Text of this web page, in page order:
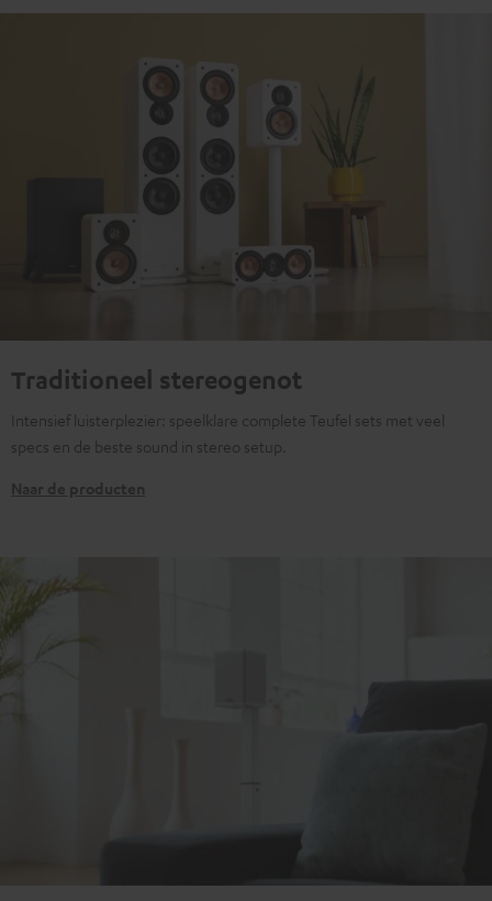
Traditioneel stereogenot
Intensief luisterplezier: speelklare complete Teufel sets met veel
specs en de beste sound in stereo setup.
Naar de producten